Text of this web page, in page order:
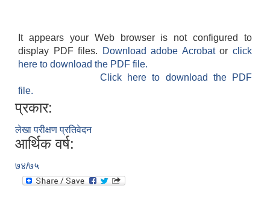
It appears your Web browser is not configured to
display PDF files.
Download adobe Acrobatorclick
here to download the PDF file.
Click here to download the PDF
file.
प्रकार:
लेखा परीक्षण प्रतिवेदन
आर्थिक वर्ष:
७४/७५